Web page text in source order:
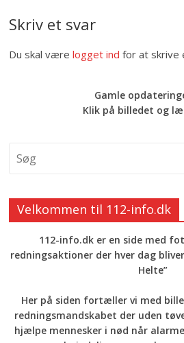
Skriv et svar
Du skal værelogget ind for at skrive
Gamle
Klik på billedet og
Velkommen til 112-info.dk
112-info.dk er en side med
redningsaktioner der hver dag
Helte”
Her på siden fortæller vi med
redningsmandskabet der uden
hjælpe mennesker i nød når